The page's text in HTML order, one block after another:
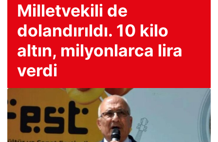
Milletvekili de
dolandırıldı. 10 kilo
altın, milyonlarca lira
verdi